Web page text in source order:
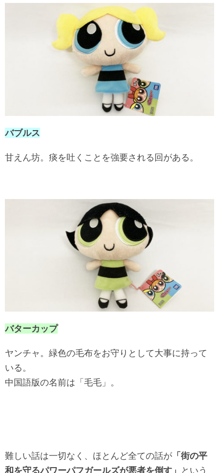
バブルス
甘えん坊。痰を吐くことを強要される回がある。
バターカップ
ヤンチャ。緑色の毛布をお守りとして大事に持って
いる。
中国語版の名前は「毛毛」。
難しい話は一切なく、ほとんど全ての話が 「街の平
和を守るパワーパフガールズが悪者を倒す」
という